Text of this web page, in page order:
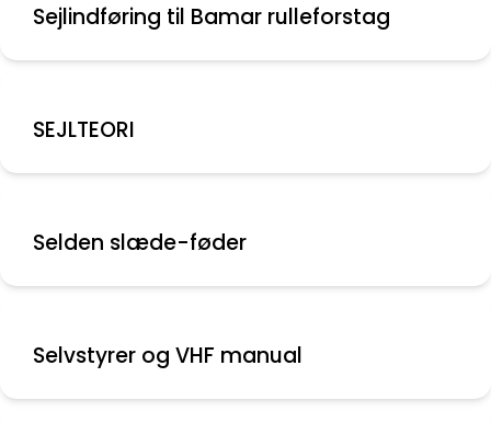
Sejlindføring til Bamar rulleforstag
SEJLTEORI
Selden slæde-føder
Selvstyrer og VHF manual